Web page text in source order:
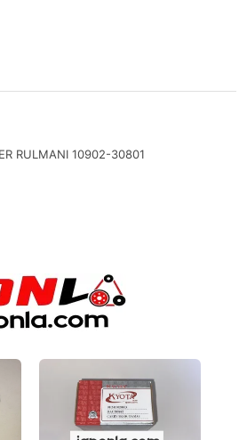
RULMANI 10902-30801